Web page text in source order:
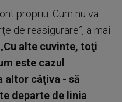
propriu. Cum nu va
de reasigurare”, a mai
Cu alte cuvinte, toţi
este cazul
altor câţiva - să
departe de linia